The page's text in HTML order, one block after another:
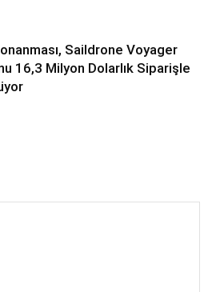
Saildrone Voyager
16,3 Milyon Dolarlık Siparişle